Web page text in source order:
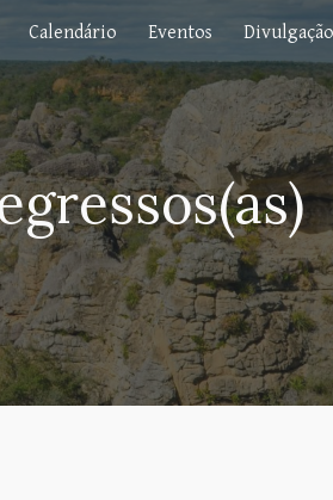
Skip to navigation
Calendário Eventos